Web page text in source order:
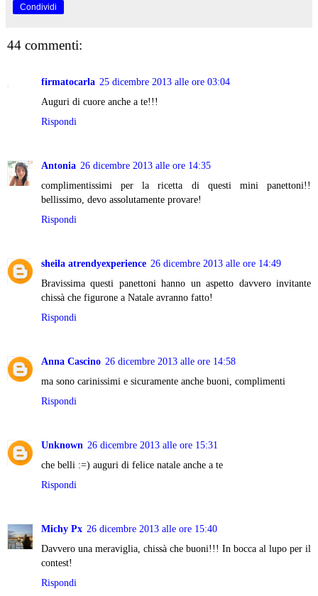
Condividi
44 commenti:
firmatocarla 25 dicembre 2013 alle ore 03:04
Auguri di cuore anche a te!!!
Rispondi
Antonia 26 dicembre 2013 alle ore 14:35
complimentissimi per la ricetta di questi mini panettoni!!
bellissimo, devo assolutamente provare!
Rispondi
sheila atrendyexperience 26 dicembre 2013 alle ore 14:49
Bravissima questi panettoni hanno un aspetto davvero invitante
chissà che figurone a Natale avranno fatto!
Rispondi
Anna Cascino 26 dicembre 2013 alle ore 14:58
ma sono carinissimi e sicuramente anche buoni, complimenti
Rispondi
Unknown 26 dicembre 2013 alle ore 15:31
che belli :=) auguri di felice natale anche a te
Rispondi
Michy Px 26 dicembre 2013 alle ore 15:40
Davvero una meraviglia, chissà che buoni!!! In bocca al lupo per il
contest!
Rispondi